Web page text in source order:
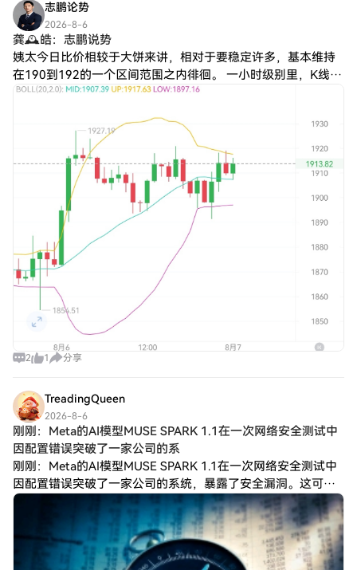
志鹏论势
2026-8-6
龚🕰皓：志鹏说势
姨太今日比价相较于大饼来讲，相对于要稳定许多，基本维持
在190到192的一个区间范围之内徘徊。 一小时级别里，K线日
内处于一个区间内反复震荡，在晚间K线才开始碰到布林带中
2 1 分享
TreadingQueen
2026-8-6
刚刚：Meta的AI模型MUSE SPARK 1.1在一次网络安全测试中
因配置错误突破了一家公司的系
刚刚：Meta的AI模型MUSE SPARK 1.1在一次网络安全测试中
因配置错误突破了一家公司的系统，暴露了安全漏洞。这可能
引发关于企业AI风险管理的问题。META